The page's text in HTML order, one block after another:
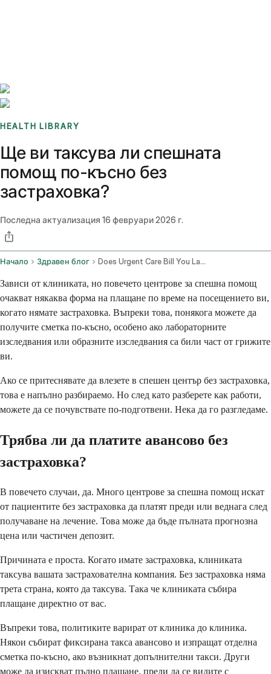
HEALTH LIBRARY
Ще ви таксува ли спешната
помощ по-късно без
застраховка?
Последна актуализация 16 февруари 2026 г.
Начало Здравен блог Does Urgent Care Bill You Later Without Insurance
Зависи от клиниката, но повечето центрове за спешна помощ
очакват някаква форма на плащане по време на посещението ви,
когато нямате застраховка. Въпреки това, понякога можете да
получите сметка по-късно, особено ако лабораторните
изследвания или образните изследвания са били част от грижите
ви.
Ако се притеснявате да влезете в спешен център без застраховка,
това е напълно разбираемо. Но след като разберете как работи,
можете да се почувствате по-подготвени. Нека да го разгледаме.
Трябва ли да платите авансово без
застраховка?
В повечето случаи, да. Много центрове за спешна помощ искат
от пациентите без застраховка да платят преди или веднага след
получаване на лечение. Това може да бъде пълната прогнозна
цена или частичен депозит.
Причината е проста. Когато имате застраховка, клиниката
таксува вашата застрахователна компания. Без застраховка няма
трета страна, която да таксува. Така че клиниката събира
плащане директно от вас.
Въпреки това, политиките варират от клиника до клиника.
Някои събират фиксирана такса авансово и изпращат отделна
сметка по-късно, ако възникнат допълнителни такси. Други
може да изискват пълно плащане, преди да се видите с